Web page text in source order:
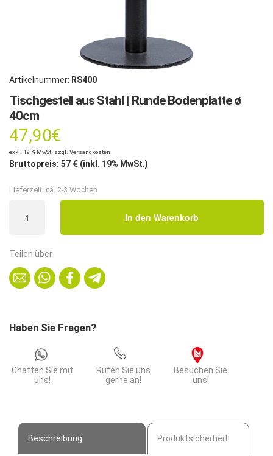
Artikelnummer: RS400
Tischgestell aus Stahl | Runde Bodenplatte ø
40cm
47,90€
exkl. 19 % MwSt. zzgl. Versandkosten
Bruttopreis: 57 € (inkl. 19% MwSt.)
Lieferzeit: ca. 2-3 Wochen
Bodenplatte
ø
In den Warenkorb
Teilen über
Haben Sie Fragen?
Chatten Sie mit
uns!
Rufen Sie uns
gerne an!
Besuchen Sie
uns!
Beschreibung Produktsicherheit